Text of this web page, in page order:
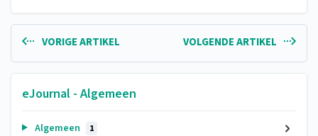
VORIGE ARTIKEL VOLGENDE ARTIKEL
eJournal - Algemeen
Algemeen 1